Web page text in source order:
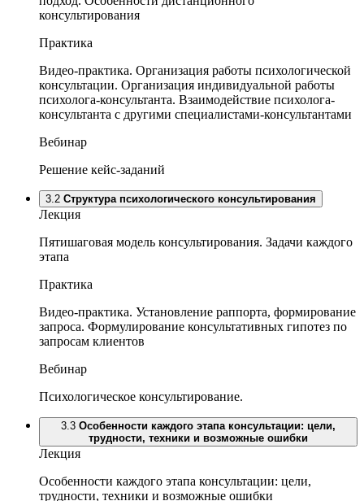
консультирования
Практика
Видео-практика. Организация работы психологической
консультации. Организация индивидуальной работы
психолога-консультанта. Взаимодействие психолога-
консультанта с другими специалистами-консультантами
Вебинар
Решение кейс-заданий
3.2 Структура психологического консультирования
Лекция
Пятишаговая модель консультирования. Задачи каждого
этапа
Практика
Видео-практика. Установление раппорта, формирование
запроса. Формулирование консультативных гипотез по
запросам клиентов
Вебинар
Психологическое консультирование.
3.3 Особенности каждого этапа консультации: цели,
трудности, техники и возможные ошибки
Лекция
Особенности каждого этапа консультации: цели,
трудности, техники и возможные ошибки